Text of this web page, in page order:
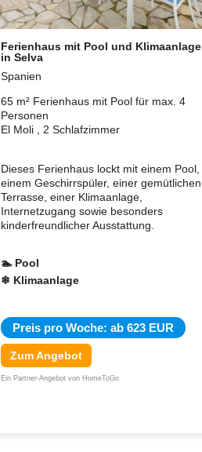
Ferienhaus mit Pool und Klimaanlage
in Selva
Spanien
65 m² Ferienhaus mit Pool für max. 4
Personen
El Moli , 2 Schlafzimmer
Dieses Ferienhaus lockt mit einem Pool,
einem Geschirrspüler, einer gemütlichen
Terrasse, einer Klimaanlage,
Internetzugang sowie besonders
kinderfreundlicher Ausstattung.
🏊 Pool
❄ Klimaanlage
Preis pro Woche: ab 623 EUR
Zum Angebot
Ein Partner-Angebot von HomeToGo